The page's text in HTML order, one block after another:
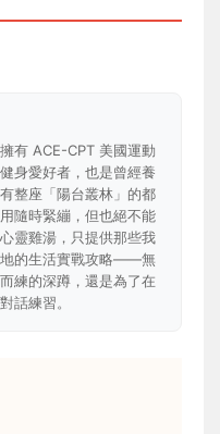
有 ACE-CPT 美國運動
身愛好者，也是曾經養
整座「陽台叢林」的都
隨時緊繃，但也絕不能
靈雞湯，只提供那些我
地的生活實戰攻略——無
練的深蹲，還是為了在
話練習。